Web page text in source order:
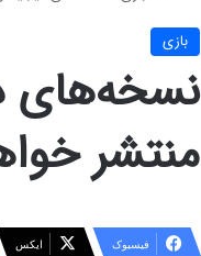
بازی
نسخه‌های
منتشر
فیسبوک ایکس